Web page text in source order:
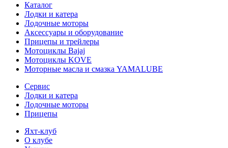
Каталог
Лодки и катера
Лодочные моторы
Аксессуары и оборудование
Прицепы и трейлеры
Мотоциклы Bajaj
Мотоциклы KOVE
Моторные масла и смазка YAMALUBE
Сервис
Лодки и катера
Лодочные моторы
Прицепы
Яхт-клуб
О клубе